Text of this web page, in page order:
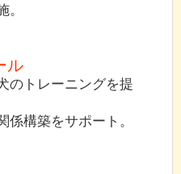
ル
のトレーニングを提
構築をサポート。